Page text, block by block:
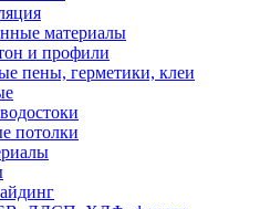
материалы
и профили
пены, герметики, клеи
потолки